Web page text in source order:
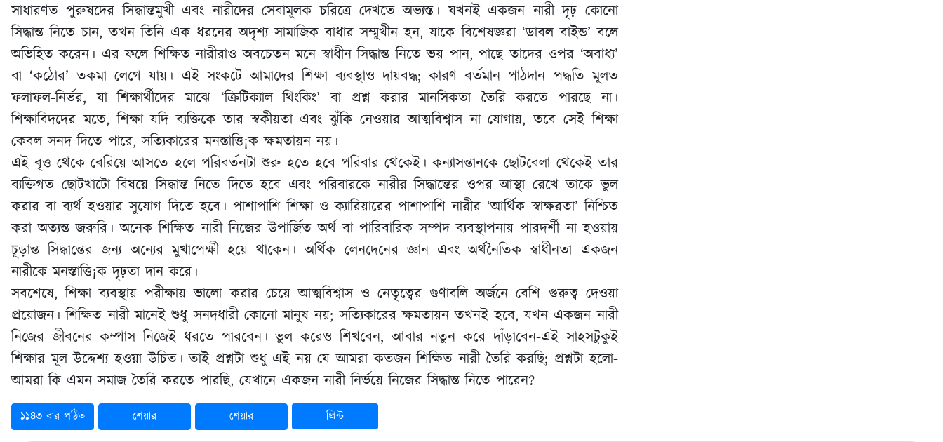
সাধারণত পুরুষদের সিদ্ধান্তমুখী এবং নারীদের সেবামূলক চরিত্রে দেখতে অভ্যস্ত। যখনই একজন নারী দৃঢ় কোনো
সিদ্ধান্ত নিতে চান, তখন তিনি এক ধরনের অদৃশ্য সামাজিক বাধার সম্মুখীন হন, যাকে বিশেষজ্ঞরা ‘ডাবল বাইন্ড’ বলে
অভিহিত করেন। এর ফলে শিক্ষিত নারীরাও অবচেতন মনে স্বাধীন সিদ্ধান্ত নিতে ভয় পান, পাছে তাদের ওপর ‘অবাধ্য’
বা ‘কঠোর’ তকমা লেগে যায়। এই সংকটে আমাদের শিক্ষা ব্যবস্থাও দায়বদ্ধ; কারণ বর্তমান পাঠদান পদ্ধতি মূলত
ফলাফল-নির্ভর, যা শিক্ষার্থীদের মাঝে ‘ক্রিটিক্যাল থিংকিং’ বা প্রশ্ন করার মানসিকতা তৈরি করতে পারছে না।
শিক্ষাবিদদের মতে, শিক্ষা যদি ব্যক্তিকে তার স্বকীয়তা এবং ঝুঁকি নেওয়ার আত্মবিশ্বাস না যোগায়, তবে সেই শিক্ষা
কেবল সনদ দিতে পারে, সত্যিকারের মনস্তাত্তি¡ক ক্ষমতায়ন নয়।
এই বৃত্ত থেকে বেরিয়ে আসতে হলে পরিবর্তনটা শুরু হতে হবে পরিবার থেকেই। কন্যাসন্তানকে ছোটবেলা থেকেই তার
ব্যক্তিগত ছোটখাটো বিষয়ে সিদ্ধান্ত নিতে দিতে হবে এবং পরিবারকে নারীর সিদ্ধান্তের ওপর আস্থা রেখে তাকে ভুল
করার বা ব্যর্থ হওয়ার সুযোগ দিতে হবে। পাশাপাশি শিক্ষা ও ক্যারিয়ারের পাশাপাশি নারীর ‘আর্থিক স্বাক্ষরতা’ নিশ্চিত
করা অত্যন্ত জরুরি। অনেক শিক্ষিত নারী নিজের উপার্জিত অর্থ বা পারিবারিক সম্পদ ব্যবস্থাপনায় পারদর্শী না হওয়ায়
চূড়ান্ত সিদ্ধান্তের জন্য অন্যের মুখাপেক্ষী হয়ে থাকেন। অর্থিক লেনদেনের জ্ঞান এবং অর্থনৈতিক স্বাধীনতা একজন
নারীকে মনস্তাত্তি¡ক দৃঢ়তা দান করে।
সবশেষে, শিক্ষা ব্যবস্থায় পরীক্ষায় ভালো করার চেয়ে আত্মবিশ্বাস ও নেতৃত্বের গুণাবলি অর্জনে বেশি গুরুত্ব দেওয়া
প্রয়োজন। শিক্ষিত নারী মানেই শুধু সনদধারী কোনো মানুষ নয়; সত্যিকারের ক্ষমতায়ন তখনই হবে, যখন একজন নারী
নিজের জীবনের কম্পাস নিজেই ধরতে পারবেন। ভুল করেও শিখবেন, আবার নতুন করে দাঁড়াবেন-এই সাহসটুকুই
শিক্ষার মূল উদ্দেশ্য হওয়া উচিত। তাই প্রশ্নটা শুধু এই নয় যে আমরা কতজন শিক্ষিত নারী তৈরি করছি; প্রশ্নটা হলো-
আমরা কি এমন সমাজ তৈরি করতে পারছি, যেখানে একজন নারী নির্ভয়ে নিজের সিদ্ধান্ত নিতে পারেন?
১১৪৩ বার পঠিত শেয়ার শেয়ার প্রিন্ট